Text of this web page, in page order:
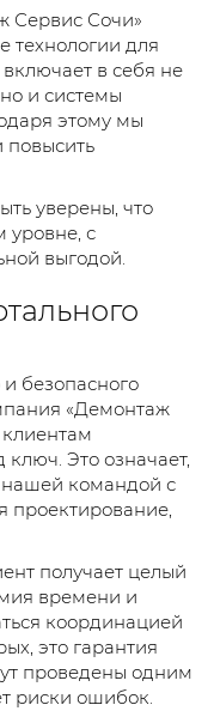
Сервис Сочи»
технологии для
в себя не
и системы
этому мы
уверены, что
уровне, с
выгодой.
безопасного
«Демонтаж
ключ. Это означает,
нашей командой с
проектирование,
получает целый
времени и
координацией
это гарантия
проведены одним
риски ошибок.